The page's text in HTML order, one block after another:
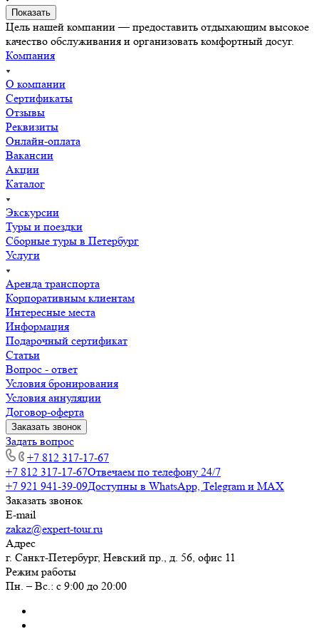
Цель нашей компании — предоставить отдыхающим высокое
качество обслуживания и организовать комфортный досуг.
Компания
О компании
Сертификаты
Отзывы
Реквизиты
Онлайн-оплата
Вакансии
Акции
Каталог
Экскурсии
Туры и поездки
Сборные туры в Петербург
Услуги
Аренда транспорта
Корпоративным клиентам
Интересные места
Информация
Подарочный сертификат
Статьи
Вопрос - ответ
Условия бронирования
Условия аннуляции
Договор-оферта
Заказать звонок
Задать вопрос
+7 812 317-17-67
+7 812 317-17-67Отвечаем по телефону 24/7
+7 921 941-39-09Доступны в WhatsApp, Telegram и MAX
Заказать звонок
E-mail
zakaz@expert-tour.ru
Адрес
г. Санкт-Петербург, Невский пр., д. 56, офис 11
Режим работы
Пн. – Вс.: с 9:00 до 20:00